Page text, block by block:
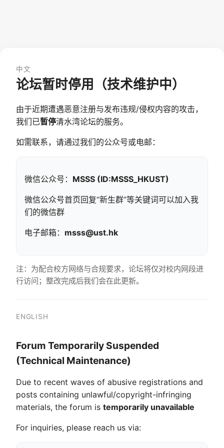
中文
论坛暂时停用（技术维护中）
由于近期遭遇恶意注册与发布违规/侵权内容的攻击，
我们已暂停清水湾论坛的服务。
如需联系，请通过我们的公众号或电邮：
微信公众号： MSSS (ID:MSSS_HKUST)
微信公众号首页回复“新生群”等关键词可以加入我
们的微信群
电子邮箱： msss@ust.hk
注：为配合校方网络与合规要求，论坛将仅对校内网段进
行访问；整改完成后我们会在此更新。
ENGLISH
Forum Temporarily Suspended
(Technical Maintenance)
Due to recent waves of abusive registrations and
posts containing unlawful/copyright-infringing
materials, the forum is temporarily unavailable
For inquiries, please reach us via: